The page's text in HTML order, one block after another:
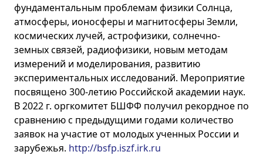
фундаментальным проблемам физики Солнца,
атмосферы, ионосферы и магнитосферы Земли,
космических лучей, астрофизики, солнечно-
земных связей, радиофизики, новым методам
измерений и моделирования, развитию
экспериментальных исследований. Мероприятие
посвящено 300-летию Российской академии наук.
В 2022 г. оргкомитет БШФФ получил рекордное по
сравнению с предыдущими годами количество
заявок на участие от молодых ученных России и
зарубежья. http://bsfp.iszf.irk.ru